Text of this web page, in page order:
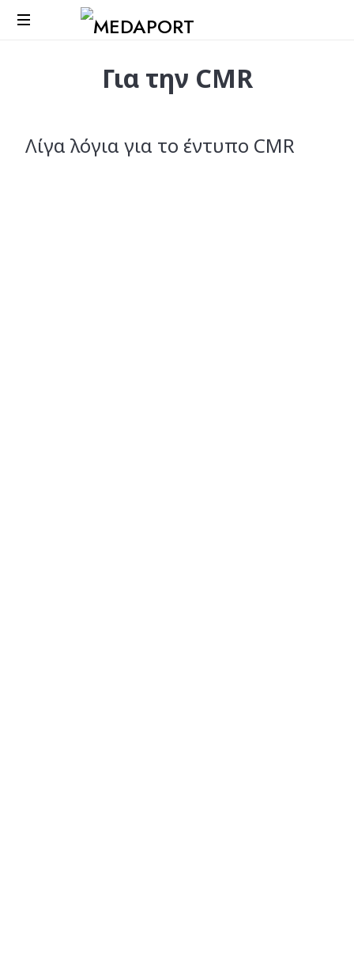
Διεθνείς
μεταφορές
Για την CMR
Λίγα λόγια για το έντυπο CMR